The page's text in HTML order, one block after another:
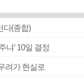
다(종합)
냐’ 10일 결정
려가 현실로